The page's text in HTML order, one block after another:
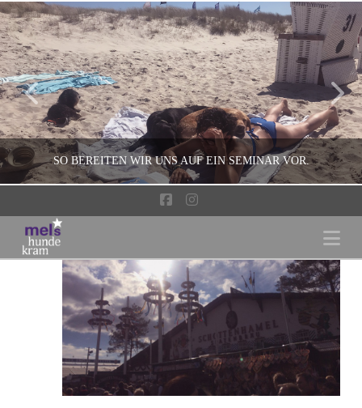
SO BEREITEN WIR UNS AUF EIN SEMINAR VOR.
HUNDETRAINER
SEPTEMBER 4, 2018
Facebook
Instagram